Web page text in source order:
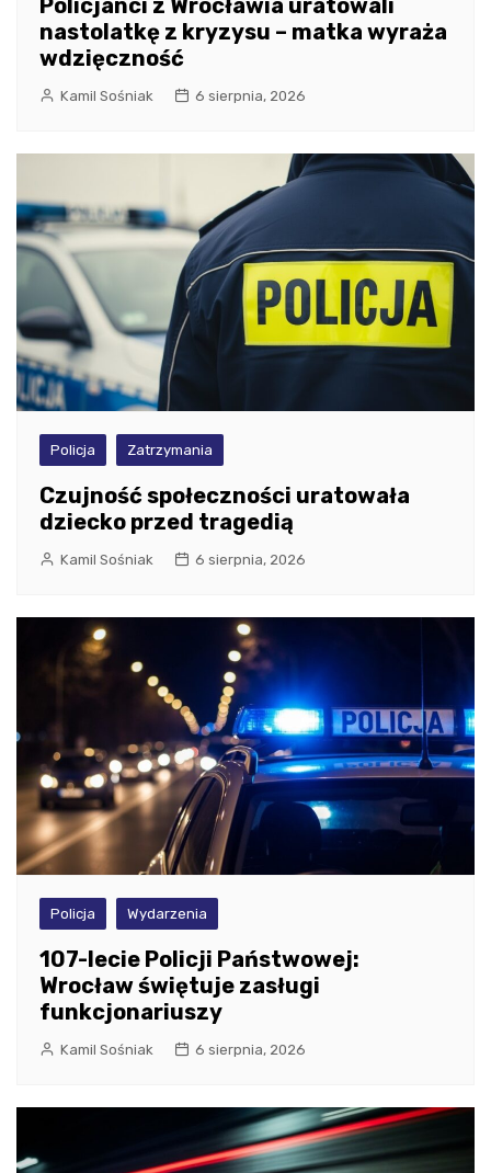
Policjanci z Wrocławia uratowali
nastolatkę z kryzysu – matka wyraża
wdzięczność
Kamil Sośniak 6 sierpnia, 2026
Policja Zatrzymania
Czujność społeczności uratowała
dziecko przed tragedią
Kamil Sośniak 6 sierpnia, 2026
Policja Wydarzenia
107-lecie Policji Państwowej:
Wrocław świętuje zasługi
funkcjonariuszy
Kamil Sośniak 6 sierpnia, 2026